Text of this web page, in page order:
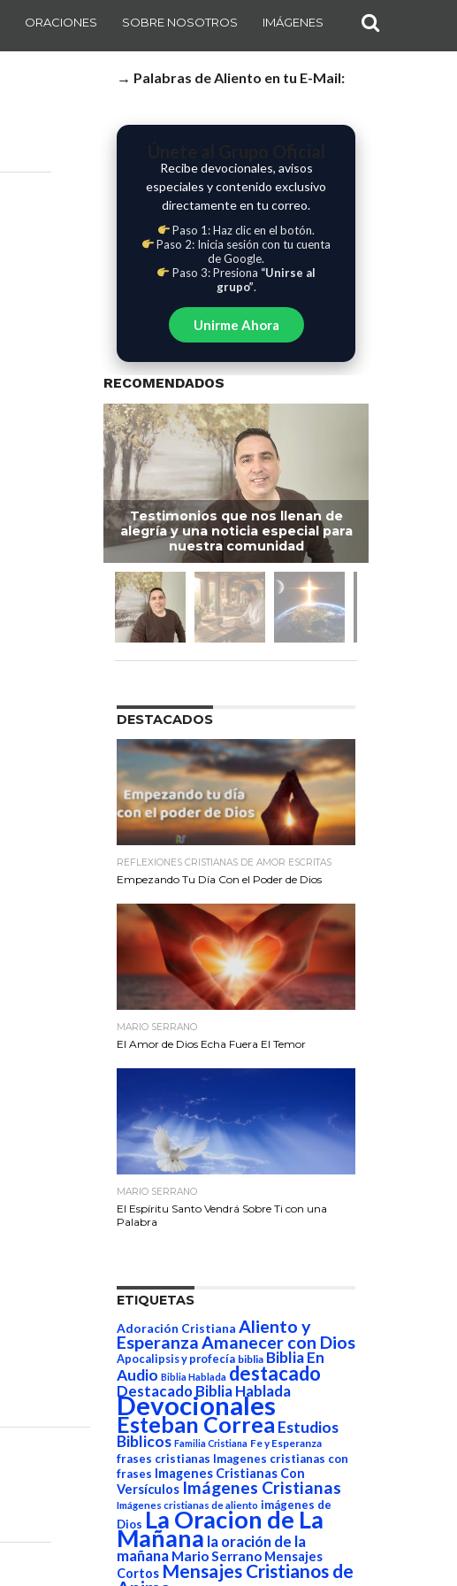
ORACIONES SOBRE NOSOTROS IMÁGENES
→ Palabras de Aliento en tu E-Mail:
Recibe devocionales, avisos
especiales y contenido exclusivo
directamente en tu correo.
Paso 1: Haz clic en el botón.
Paso 2: Inicia sesión con tu cuenta
de Google.
Paso 3: Presiona “Unirse al
grupo”.
Unirme Ahora
RECOMENDADOS
Testimonios que nos llenan de
alegría y una noticia especial para
nuestra comunidad
DESTACADOS
REFLEXIONES CRISTIANAS DE AMOR ESCRITAS
Empezando Tu Día Con el Poder de Dios
MARIO SERRANO
El Amor de Dios Echa Fuera El Temor
MARIO SERRANO
El Espíritu Santo Vendrá Sobre Ti con una
Palabra
ETIQUETAS
Adoración Cristiana Aliento y
EsperanzaAmanecer con Dios
Apocalipsis y profecía biblia Biblia En
Audio Biblia Hablada destacado
Destacado Biblia Hablada
Devocionales
Esteban Correa Estudios
Biblicos Familia Cristiana Fe y Esperanza
frases cristianas Imagenes cristianas con
frases Imagenes Cristianas Con
Versículos Imágenes Cristianas
Imágenes cristianas de aliento imágenes de
Dios La Oracion de La
Mañana la oración de la
mañana Mario Serrano Mensajes
Cortos Mensajes Cristianos de